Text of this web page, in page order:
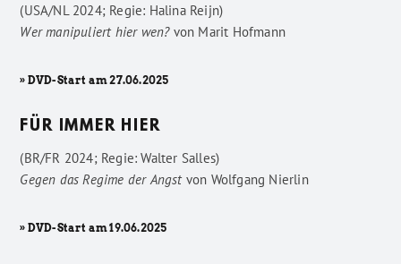
(USA/NL 2024; Regie: Halina Reijn)
Wer manipuliert hier wen?von Marit Hofmann
» DVD-Start am 27.06.2025
FÜR IMMER HIER
(BR/FR 2024; Regie: Walter Salles)
Gegen das Regime der Angstvon Wolfgang Nierlin
» DVD-Start am 19.06.2025